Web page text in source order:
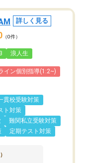
詳しく見る
（0件）
浪人生
イン個別指導(1:2~)
貫校受験対策
ト対策
難関私立受験対策
定期テスト対策